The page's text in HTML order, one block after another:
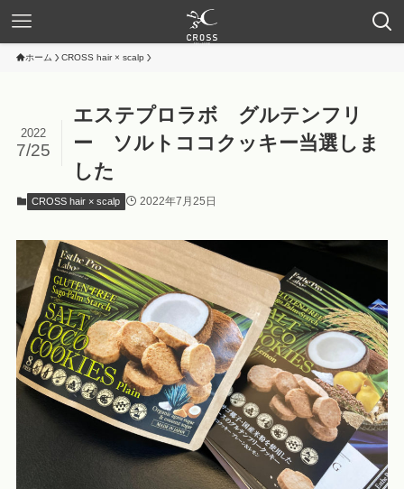
ホーム CROSS hair × scalp
エステプロラボ グルテンフリ
ー ソルトココクッキー当選しま
した
2022
7/25
CROSS hair × scalp 2022年7月25日